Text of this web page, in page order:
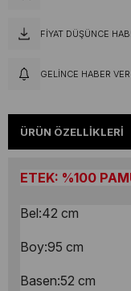
FIYAT DÜŞÜNCE
GELINCE HABER VER
ÜRÜN ÖZELLIKLERI
ETEK: %100
Bel:42 cm
Boy:95 cm
Basen:52 cm